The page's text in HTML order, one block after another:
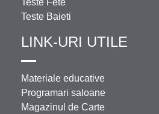
Teste Baieti
LINK-URI UTILE
Materiale educative
Programari saloane
Magazinul de Carte